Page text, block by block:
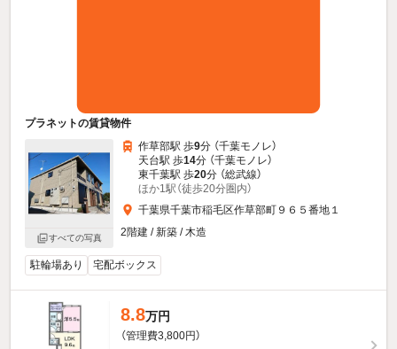
プラネットの賃貸物件
すべての写真
作草部駅 歩9分 （千葉モノレ）
天台駅 歩14分 （千葉モノレ）
東千葉駅 歩20分 （総武線）
ほか1駅（徒歩20分圏内）
千葉県千葉市稲毛区作草部町９６５番地１
2階建 / 新築 / 木造
駐輪場あり 宅配ボックス
8.8万円
（管理費3,800円）